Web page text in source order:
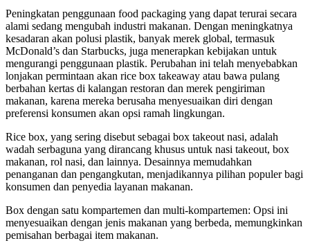
Peningkatan penggunaan food packaging yang dapat terurai secara
alami sedang mengubah industri makanan. Dengan meningkatnya
kesadaran akan polusi plastik, banyak merek global, termasuk
McDonald’s dan Starbucks, juga menerapkan kebijakan untuk
mengurangi penggunaan plastik. Perubahan ini telah menyebabkan
lonjakan permintaan akan rice box takeaway atau bawa pulang
berbahan kertas di kalangan restoran dan merek pengiriman
makanan, karena mereka berusaha menyesuaikan diri dengan
preferensi konsumen akan opsi ramah lingkungan.
Rice box, yang sering disebut sebagai box takeout nasi, adalah
wadah serbaguna yang dirancang khusus untuk nasi takeout, box
makanan, rol nasi, dan lainnya. Desainnya memudahkan
penanganan dan pengangkutan, menjadikannya pilihan populer bagi
konsumen dan penyedia layanan makanan.
Box dengan satu kompartemen dan multi-kompartemen: Opsi ini
menyesuaikan dengan jenis makanan yang berbeda, memungkinkan
pemisahan berbagai item makanan.